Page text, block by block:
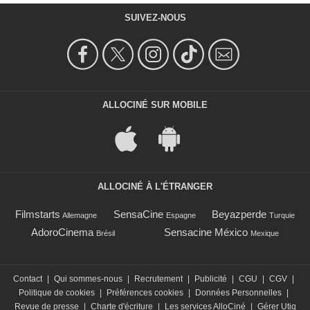
SUIVEZ-NOUS
ALLOCINÉ SUR MOBILE
ALLOCINÉ À L'ÉTRANGER
Filmstarts Allemagne SensaCine Espagne Beyazperde Turquie
AdoroCinema Brésil Sensacine México Mexique
Contact Qui sommes-nous Recrutement Publicité CGU CGV
Politique de cookies
Préférences cookies Données Personnelles
Revue de presse
Charte d'écriture Les services AlloCiné Gérer Utiq